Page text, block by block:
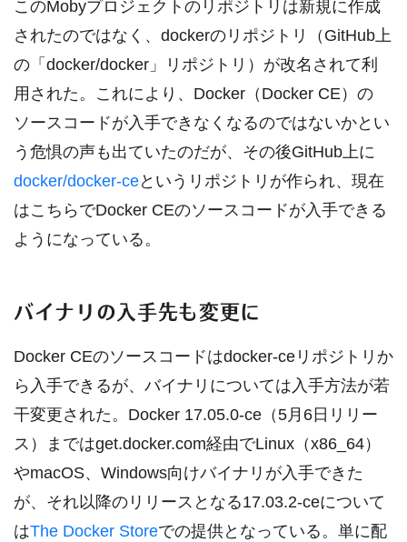
このMobyプロジェクトのリポジトリは新規に作成
されたのではなく、dockerのリポジトリ（GitHub上
の「docker/docker」リポジトリ）が改名されて利
用された。これにより、Docker（Docker CE）の
ソースコードが入手できなくなるのではないかとい
う危惧の声も出ていたのだが、その後GitHub上に
docker/docker-ceというリポジトリが作られ、現在
はこちらでDocker CEのソースコードが入手できる
ようになっている。
バイナリの入手先も変更に
Docker CEのソースコードはdocker-ceリポジトリか
ら入手できるが、バイナリについては入手方法が若
干変更された。Docker 17.05.0-ce（5月6日リリー
ス）まではget.docker.com経由でLinux（x86_64）
やmacOS、Windows向けバイナリが入手できた
が、それ以降のリリースとなる17.03.2-ceについて
はThe Docker Storeでの提供となっている。単に配